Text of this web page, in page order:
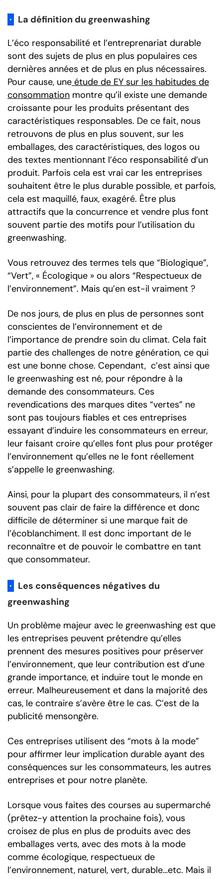
· La définition du greenwashing
L’éco responsabilité et l’entreprenariat durable
sont des sujets de plus en plus populaires ces
dernières années et de plus en plus nécessaires.
Pour cause, une étude de EY sur les habitudes de
consommation montre qu’il existe une demande
croissante pour les produits présentant des
caractéristiques responsables. De ce fait, nous
retrouvons de plus en plus souvent, sur les
emballages, des caractéristiques, des logos ou
des textes mentionnant l’éco responsabilité d’un
produit. Parfois cela est vrai car les entreprises
souhaitent être le plus durable possible, et parfois,
cela est maquillé, faux, exagéré. Être plus
attractifs que la concurrence et vendre plus font
souvent partie des motifs pour l’utilisation du
greenwashing.
Vous retrouvez des termes tels que “Biologique”,
“Vert”, « Écologique » ou alors “Respectueux de
l’environnement”. Mais qu’en est-il vraiment ?
De nos jours, de plus en plus de personnes sont
conscientes de l’environnement et de
l’importance de prendre soin du climat. Cela fait
partie des challenges de notre génération, ce qui
est une bonne chose. Cependant, c’est ainsi que
le greenwashing est né, pour répondre à la
demande des consommateurs. Ces
revendications des marques dites “vertes” ne
sont pas toujours fiables et ces entreprises
essayant d’induire les consommateurs en erreur,
leur faisant croire qu’elles font plus pour protéger
l’environnement qu’elles ne le font réellement
s’appelle le greenwashing.
Ainsi, pour la plupart des consommateurs, il n’est
souvent pas clair de faire la différence et donc
difficile de déterminer si une marque fait de
l’écoblanchiment. Il est donc important de le
reconnaître et de pouvoir le combattre en tant
que consommateur.
· Les conséquences négatives du
greenwashing
Un problème majeur avec le greenwashing est que
les entreprises peuvent prétendre qu’elles
prennent des mesures positives pour préserver
l’environnement, que leur contribution est d’une
grande importance, et induire tout le monde en
erreur. Malheureusement et dans la majorité des
cas, le contraire s’avère être le cas. C’est de la
publicité mensongère.
Ces entreprises utilisent des “mots à la mode”
pour affirmer leur implication durable ayant des
conséquences sur les consommateurs, les autres
entreprises et pour notre planète.
Lorsque vous faites des courses au supermarché
(prêtez-y attention la prochaine fois), vous
croisez de plus en plus de produits avec des
emballages verts, avec des mots à la mode
comme écologique, respectueux de
l’environnement, naturel, vert, durable…etc. Mais il